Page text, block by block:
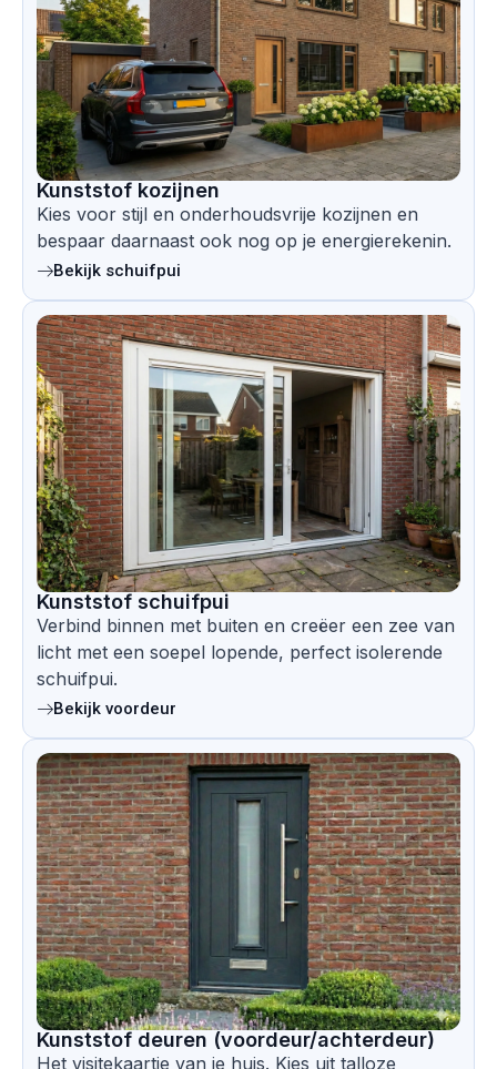
Kunststof kozijnen
Kies voor stijl en onderhoudsvrije kozijnen en
bespaar daarnaast ook nog op je energierekenin.
Bekijk schuifpui
Kunststof schuifpui
Verbind binnen met buiten en creëer een zee van
licht met een soepel lopende, perfect isolerende
schuifpui.
Bekijk voordeur
Kunststof deuren (voordeur/achterdeur)
Het visitekaartje van je huis. Kies uit talloze